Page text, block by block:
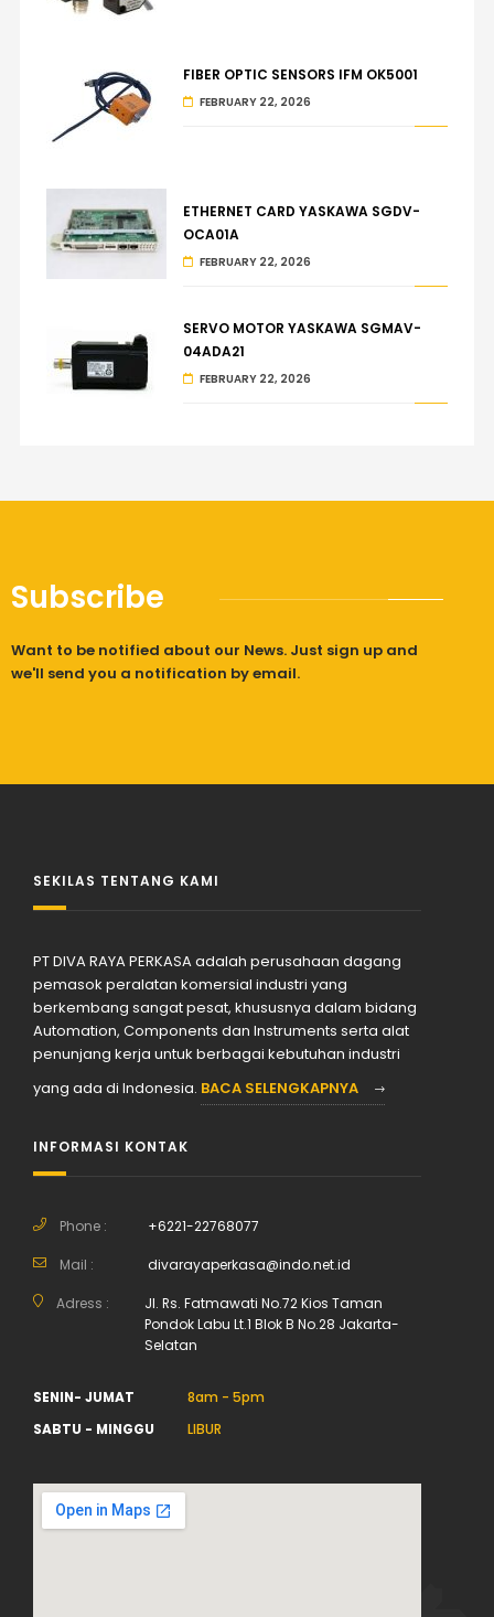
FIBER OPTIC SENSORS IFM OK5001
FEBRUARY 22, 2026
ETHERNET CARD YASKAWA SGDV-
OCA01A
FEBRUARY 22, 2026
SERVO MOTOR YASKAWA SGMAV-
04ADA21
FEBRUARY 22, 2026
Subscribe
Want to be notified about our News. Just sign up and
we'll send you a notification by email.
SEKILAS TENTANG KAMI
PT DIVA RAYA PERKASA adalah perusahaan dagang
pemasok peralatan komersial industri yang
berkembang sangat pesat, khususnya dalam bidang
Automation, Components dan Instruments serta alat
penunjang kerja untuk berbagai kebutuhan industri
yang ada di Indonesia. BACA SELENGKAPNYA
INFORMASI KONTAK
Phone : +6221-22768077
Mail : divarayaperkasa@indo.net.id
Adress :
Jl. Rs. Fatmawati No.72 Kios Taman
Pondok Labu Lt.1 Blok B No.28 Jakarta-
Selatan
SENIN- JUMAT
8am - 5pm
SABTU - MINGGU
LIBUR